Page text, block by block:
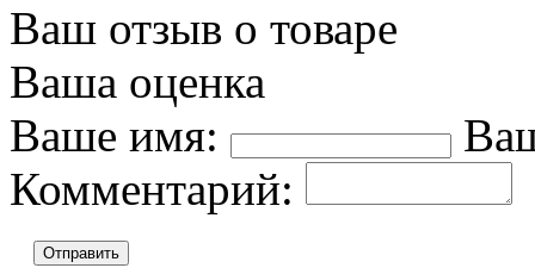
Ваш отзыв о товаре
Ваша оценка
Ваше имя:
Комментарий:
Отправить